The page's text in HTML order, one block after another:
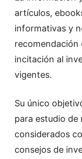
artículos,
informativas y
recomendación
incitación al
vigentes.
Su único
para estudio de
considerados
consejos de